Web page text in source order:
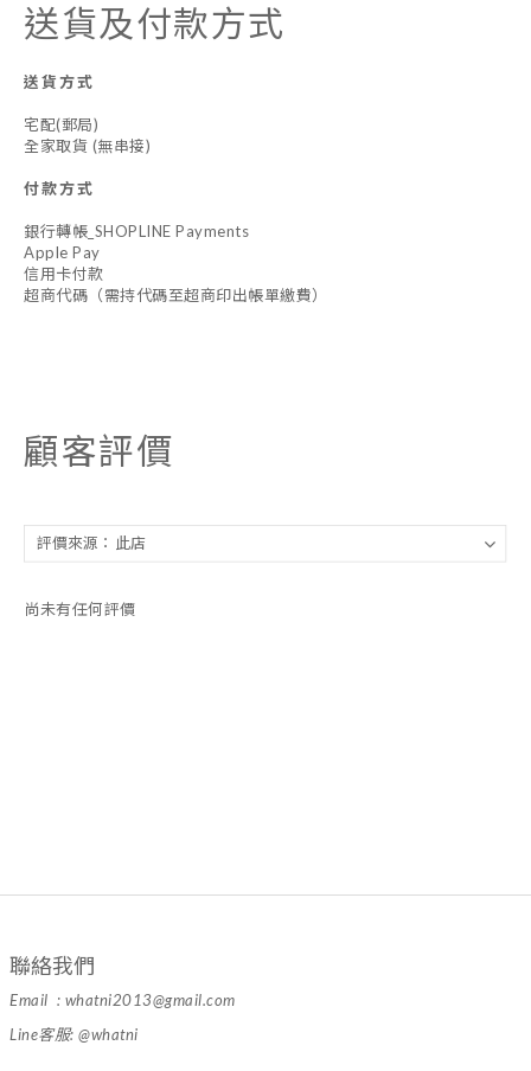
送貨及付款方式
送貨方式
宅配(郵局)
全家取貨 (無串接)
付款方式
銀行轉帳_SHOPLINE Payments
Apple Pay
信用卡付款
超商代碼（需持代碼至超商印出帳單繳費）
顧客評價
尚未有任何評價
聯絡我們
Email : whatni2013@gmail.com
Line客服: @whatni